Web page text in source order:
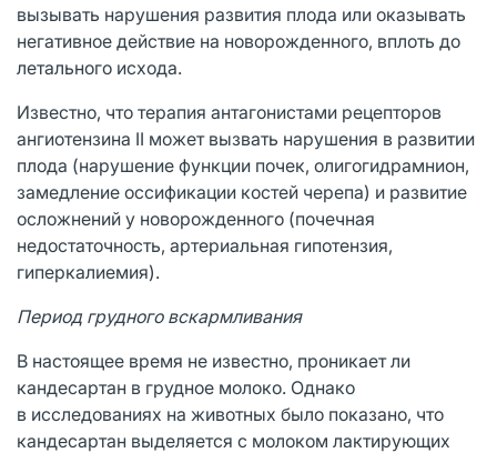
вызывать нарушения развития плода или оказывать
негативное действие на новорожденного, вплоть до
летального исхода.
Известно, что терапия антагонистами рецепторов
ангиотензина II может вызвать нарушения в развитии
плода (нарушение функции почек, олигогидрамнион,
замедление оссификации костей черепа) и развитие
осложнений у новорожденного (почечная
недостаточность, артериальная гипотензия,
гиперкалиемия).
Период грудного вскармливания
В настоящее время не известно, проникает ли
кандесартан в грудное молоко. Однако
в исследованиях на животных было показано, что
кандесартан выделяется с молоком лактирующих